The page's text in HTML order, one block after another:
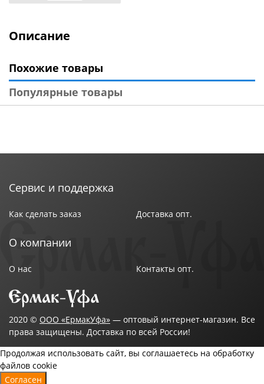
Описание
Похожие товары
Популярные товары
Сервис и поддержка
Как сделать заказ Доставка опт.
О компании
О нас Контакты опт.
2020 © ООО «ЕрмакУфа» — оптовый интернет-магазин. Все
права защищены. Доставка по всей России!
Продолжая использовать сайт, вы соглашаетесь на обработку
файлов cookie
Согласен